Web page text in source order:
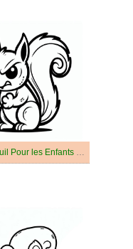
Écureuil Pour les Enfants De 4 An